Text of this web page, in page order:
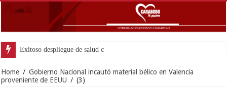
Exitoso despliegue de salud con instalación gratuita de ma
Home / Gobierno Nacional incautó material bélico en Valencia
proveniente de EEUU / (3)